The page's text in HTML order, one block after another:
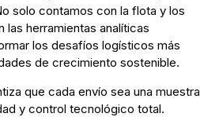
solo contamos con la flota y los
herramientas analíticas
los desafíos logísticos más
de crecimiento sostenible.
que cada envío sea una muestra
y control tecnológico total.